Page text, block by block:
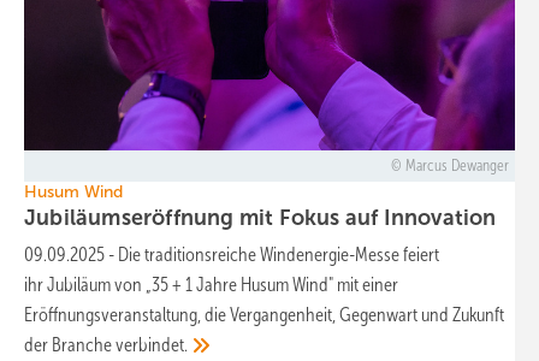
Marcus Dewanger
Husum Wind
Jubiläumseröffnung mit Fokus auf Innovation
09.09.2025 - Die traditionsreiche Windenergie-Messe feiert
ihr Jubiläum von „35 + 1 Jahre Husum Wind" mit einer
Eröffnungsveranstaltung, die Vergangenheit, Gegenwart und Zukunft
der Brancheverbindet.